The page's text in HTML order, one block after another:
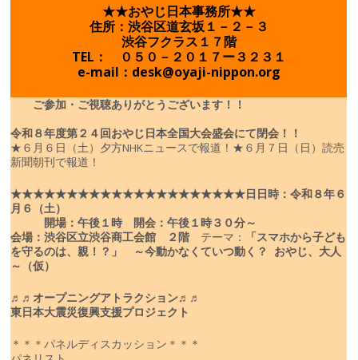
★★おやじ日本事務所★★
住所：渋谷区道玄坂１－２－３
渋谷フクラス１７階
TEL： ０５０－２０１７ー３２３１
e-mail：desk@oyaji-nippon.org
ご参加・ご視聴ありがとうございます！！
令和８年度第２４回おやじ日本全国大会盛会にて閉会！！
★６月６日（土）夕方NHKニュースで報道！ ★６月７日（日）読売
新聞朝刊で報道！
★★★★★★★★★★★★★★★★★★★★★日 日時：令和８年６
月６（土）
開場：午後１時 開会：午後１時３０分～
会場：渋谷区立渋谷商工会館 ２階 テーマ：
「スマホから子ども
を守るのは、親！？」
～今動かなくていつ動く？ おやじ、大人
～（仮）
♬♬オープニングアトラクション♬♬
東日本大震災復興支援プロジェクト
＊＊＊パネルディスカッション＊＊＊